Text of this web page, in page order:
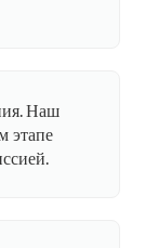
Наш
этапе